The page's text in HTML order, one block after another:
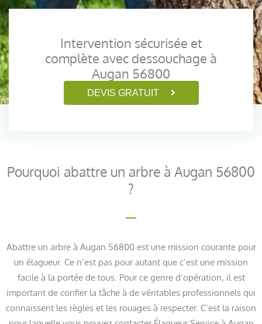
Intervention sécurisée et
complète avec dessouchage à
Augan 56800
DEVIS GRATUIT
Pourquoi abattre un arbre à Augan 56800
?
Abattre un arbre à Augan 56800 est une mission courante pour
un élagueur. Ce n’est pas pour autant que c’est une mission
facile à la portée de tous. Pour ce genre d’opération, il est
important de confier la tâche à de véritables professionnels qui
connaissent les règles et les rouages à respecter. C’est la raison